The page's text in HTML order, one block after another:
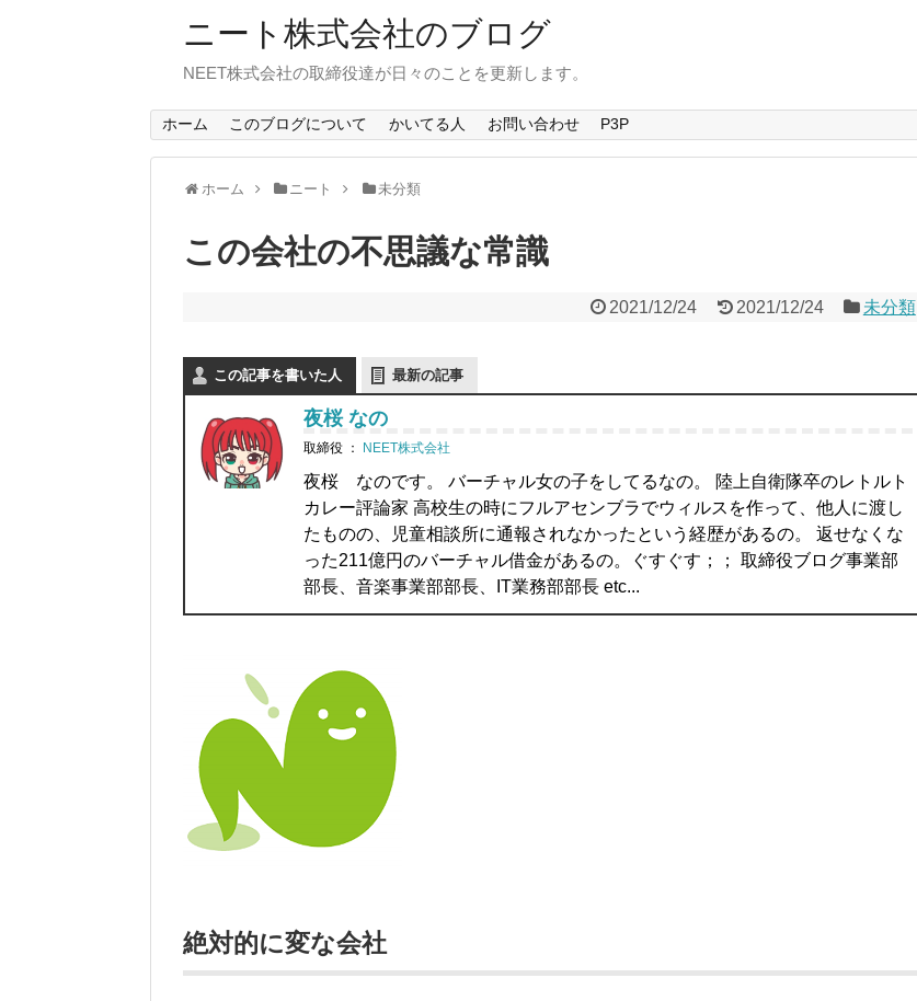
ニート株式会社のブログ
NEET株式会社の取締役達が日々のことを更新します。
ホーム このブログについて かいてる人 お問い合わせ P3P
ホーム ニート 未分類
この会社の不思議な常識
2021/12/24 2021/12/24 未分類
この記事を書いた人 最新の記事
夜桜 なの
取締役 ： NEET株式会社
夜桜 なのです。 バーチャル女の子をしてるなの。 陸上自衛隊卒のレトルト
カレー評論家 高校生の時にフルアセンブラでウィルスを作って、他人に渡し
たものの、児童相談所に通報されなかったという経歴があるの。 返せなくな
った211億円のバーチャル借金があるの。ぐすぐす；； 取締役ブログ事業部
部長、音楽事業部部長、IT業務部部長 etc...
絶対的に変な会社